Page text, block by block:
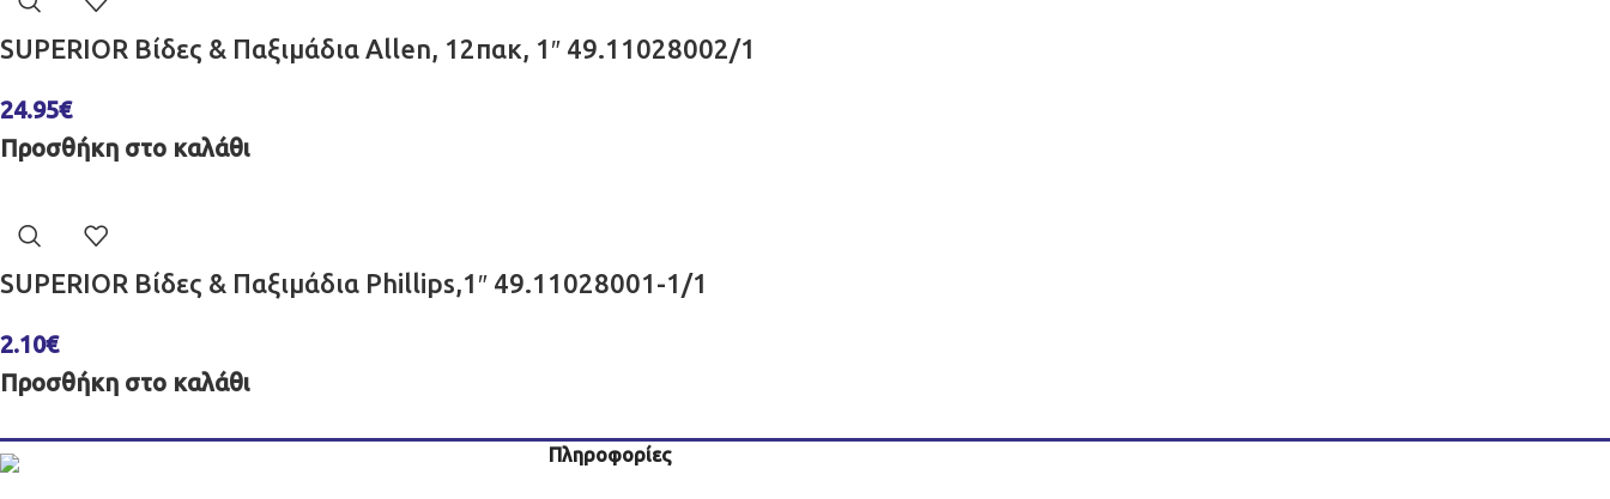
SUPERIOR Βίδες & Παξιμάδια Allen, 12πακ, 1″ 49.11028002/1
24.95€
Προσθήκη στο καλάθι
SUPERIOR Βίδες & Παξιμάδια Phillips,1″ 49.11028001-1/1
2.10€
Προσθήκη στο καλάθι
Πληροφορίες